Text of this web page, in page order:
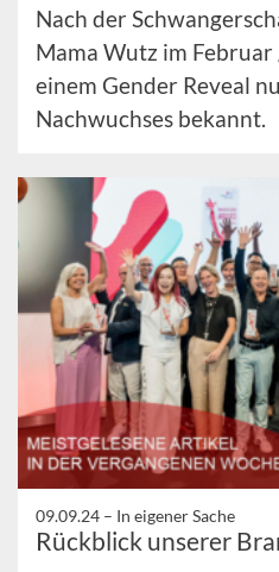
Nach der
Mama Wutz im
einem Gender Reveal
Nachwuchses bekannt.
09.09.24 – In eigener Sache
Rückblick unserer